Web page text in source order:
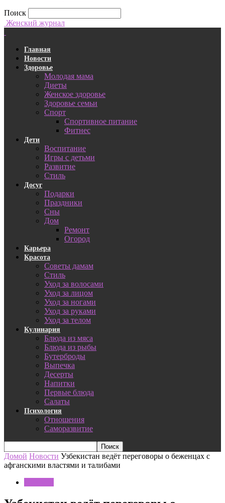
Поиск
Женский журнал
Главная
Новости
Здоровье
Молодая мама
Диеты
Женское здоровье
Здоровье семьи
Спорт
Спортивное питание
Фитнес
Дети
Воспитание
Игры с детьми
Развитие
Стиль
Досуг
Подарки
Праздники
Сны
Дом
Ремонт
Огород
Карьера
Красота
Советы дамам
Стиль
Уход за волосами
Уход за лицом
Уход за ногами
Уход за руками
Уход за телом
Кулинария
Блюда из мяса
Блюда из рыбы
Бутерброды
Выпечка
Десерты
Напитки
Первые блюда
Салаты
Психология
Отношения
Саморазвитие
Домой Новости Узбекистан ведёт переговоры о беженцах с
афганскими властями и талибами